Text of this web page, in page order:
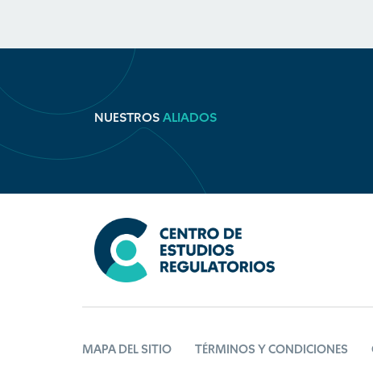
NUESTROS ALIADOS
MAPA DEL SITIO TÉRMINOS Y CONDICIONES